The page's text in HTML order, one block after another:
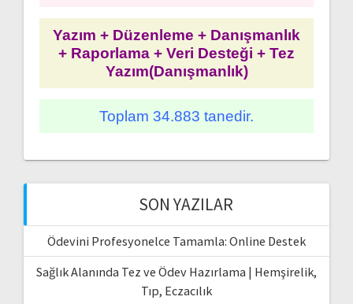
Yazım + Düzenleme + Danışmanlık
+ Raporlama + Veri Desteği + Tez
Yazım(Danışmanlık)
Toplam 34.883 tanedir.
SON YAZILAR
Ödevini Profesyonelce Tamamla: Online Destek
Sağlık Alanında Tez ve Ödev Hazırlama | Hemşirelik,
Tıp, Eczacılık